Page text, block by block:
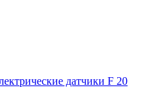
датчики F 20